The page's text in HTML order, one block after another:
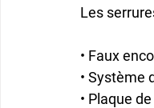
Les
• Faux
• Système
• Plaque